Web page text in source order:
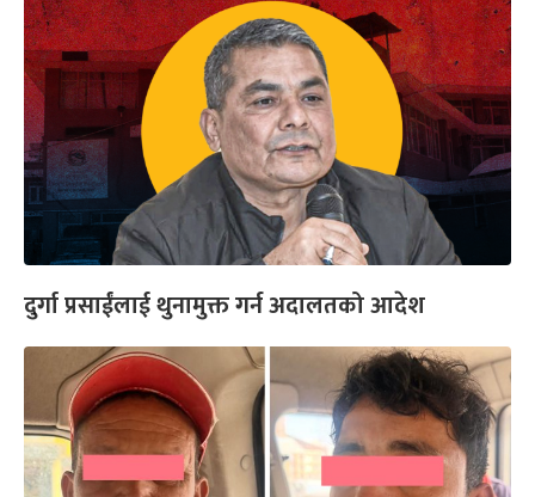
दुर्गा प्रसाईंलाई थुनामुक्त गर्न अदालतको आदेश